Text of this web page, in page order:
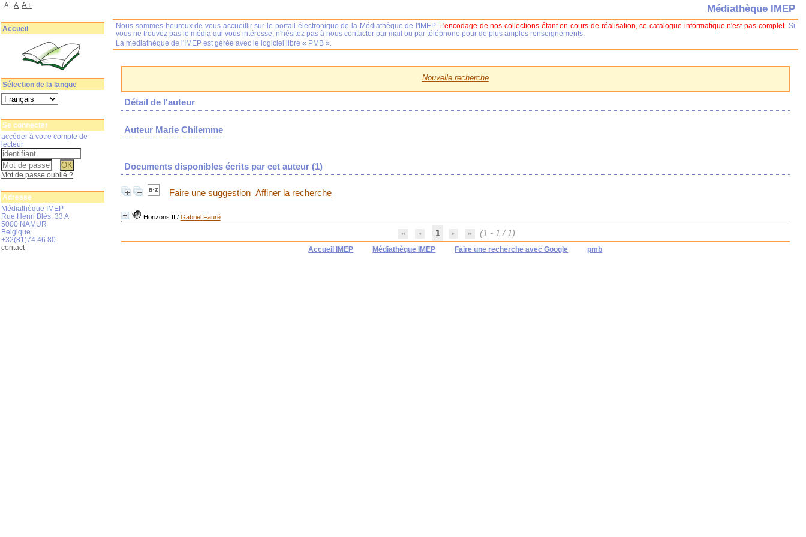
Nouvelle recherche
Détail de l'auteur
Auteur Marie Chilemme
Documents disponibles écrits par cet auteur (1)
Faire une suggestion Affiner la recherche
Horizons II / Gabriel Fauré
1 (1 - 1 / 1)
Accueil IMEP Médiathèque IMEP Faire une recherche avec Google pmb
Médiathèque IMEP
Nous sommes heureux de vous accueillir sur le portail électronique de la Médiathèque de l'IMEP. L'encodage de nos collections étant en cours de réalisation, ce catalogue informatique n'est pas complet. Si
vous ne trouvez pas le média qui vous intéresse, n'hésitez pas à nous contacter par mail ou par téléphone pour de plus amples renseignements.
La médiathèque de l'IMEP est gérée avec le logiciel libre « PMB ».
A- A A+
Accueil
Sélection de la langue
Se connecter
accéder à votre compte de
lecteur
Mot de passe oublié ?
Adresse
Médiathèque IMEP
Rue Henri Blès, 33 A
5000 NAMUR
Belgique
+32(81)74.46.80.
contact